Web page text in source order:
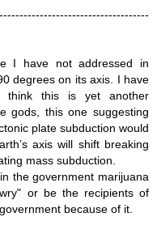
I have not addressed in
degrees on its axis. I have
this is yet another
gods, this one suggesting
plate subduction would
axis will shift breaking
mass subduction.
the government marijuana
or be the recipients of
because of it.